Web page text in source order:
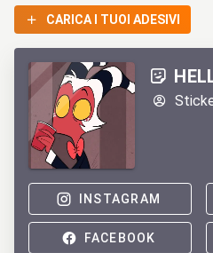
CARICA I TUOI ADESIVI
INSTAGRAM
FACEBOOK